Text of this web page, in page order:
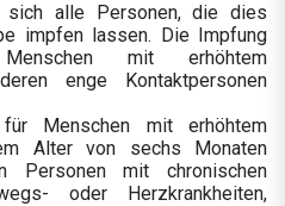
alle Personen, die dies
impfen lassen. Die Impfung
mit erhöhtem
enge Kontaktpersonen
Menschen mit erhöhtem
Alter von sechs Monaten
Personen mit chronischen
oder Herzkrankheiten,